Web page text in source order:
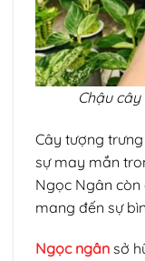
Chậu
Cây tượng
sự may mắn
Ngọc Ngân còn
mang đến sự
Ngọc ngân sở